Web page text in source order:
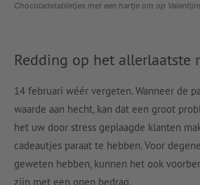
Chocoladetabletjes met een hartje om op
Redding op het allerlaatste
14 februari wéér vergeten. Wanneer de
waarde aan hecht, kan dat een groot
het uw door stress geplaagde klanten
cadeautjes paraat te hebben. Voor
geweten hebben, kunnen het ook
zijn met een open bedrag.